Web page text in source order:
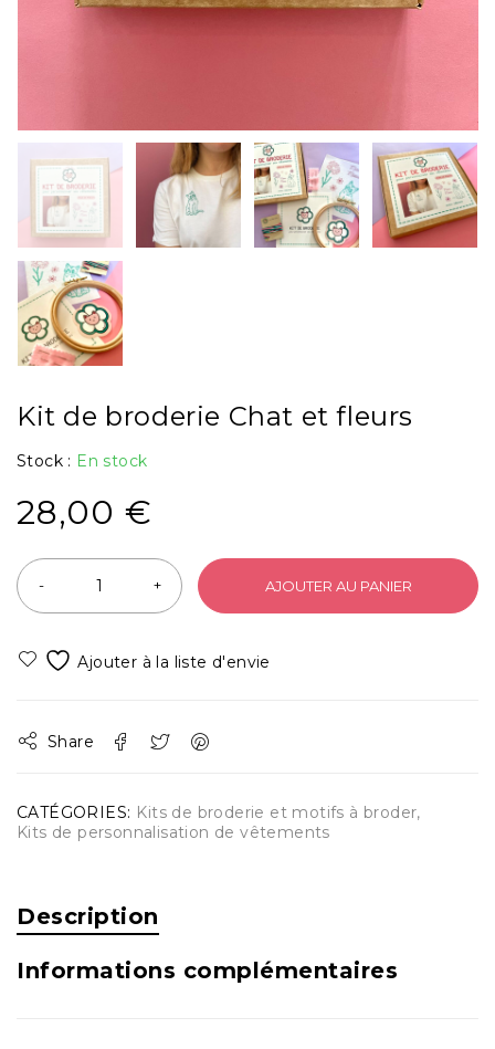
Kit de broderie Chat et fleurs
Stock : En stock
28,00 €
AJOUTER AU PANIER
Share
CATÉGORIES: Kits de broderie et motifs à broder,
Kits de personnalisation de vêtements
Description
Informations complémentaires